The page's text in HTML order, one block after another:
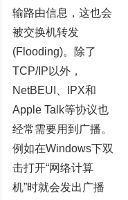
输路由信息，这也会
被交换机转发
(Flooding)。除了
TCP/IP以外，
NetBEUI、IPX和
Apple Talk等协议也
经常需要用到广播。
例如在Windows下双
击打开“网络计算
机”时就会发出广播